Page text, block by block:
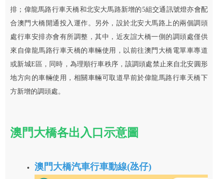
排；偉龍馬路行車天橋和北安大馬路新增的5組交通訊號燈亦會配
合澳門大橋開通投入運作。另外，設於北安大馬路上的兩個調頭
處行車安排亦會有所調整，其中，近友誼大橋一側的調頭處僅供
來自偉龍馬路行車天橋的車輛使用，以前往澳門大橋電單車專道
或新城E區，同時，為理順行車秩序，該調頭處禁止來自北安圓形
地方向的車輛使用，相關車輛可取道早前於偉龍馬路行車天橋下
方新增的調頭處。
澳門大橋各出入口示意圖
澳門大橋汽車行車動線(氹仔)